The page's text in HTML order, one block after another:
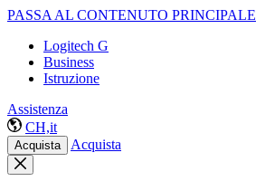
PASSA AL CONTENUTO PRINCIPALE
Logitech G
Business
Istruzione
Assistenza
CH,it
Acquista Acquista